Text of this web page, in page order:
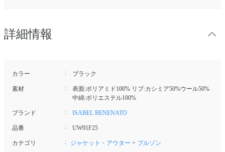
詳細情報
カラー ブラック
素材
表面:ポリアミド100% リブ:カシミア50%ウール50%
中綿:ポリエステル100%
ブランド ISABEL BENENATO
品番 UW91F25
カテゴリ ジャケット・アウター > ブルゾン